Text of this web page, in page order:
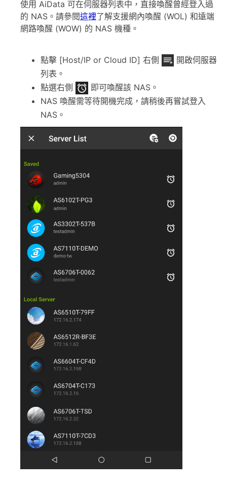
使用 AiData 可在伺服器列表中，直接喚醒曾經登入過
的 NAS。請參閱這裡了解支援網內喚醒 (WOL) 和遠端
網路喚醒 (WOW) 的 NAS 機種。
點擊 [Host/IP or Cloud ID] 右側
開啟伺服器
列表。
點選右側
即可喚醒該 NAS。
NAS 喚醒需等待開機完成，請稍後再嘗試登入
NAS。